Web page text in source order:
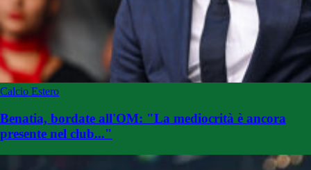
Calcio Estero
Benatia, bordate all'OM: "La mediocrità è ancora
presente nel club..."